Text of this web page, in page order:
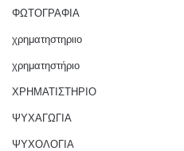
ΦΩΤΟΓΡΑΦΙΑ
χρηματηστηριιο
χρηματηστήριο
ΧΡΗΜΑΤΙΣΤΗΡΙΟ
ΨΥΧΑΓΩΓΙΑ
ΨΥΧΟΛΟΓΙΑ